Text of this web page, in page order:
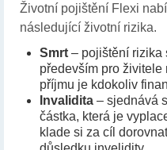
Životní pojištění Flexi
následující životní rizika.
Smrt – pojištění rizika
především pro
příjmu je kdokoliv
Invalidita – sjednává
částka, která je
klade si za cíl